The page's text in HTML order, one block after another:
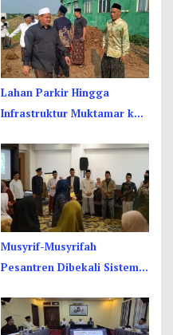
Lahan Parkir Hingga
Infrastruktur Muktamar ke
Rampung
Musyrif-Musyrifah
Pesantren Dibekali Sistem
Pencegahan Kekerasan